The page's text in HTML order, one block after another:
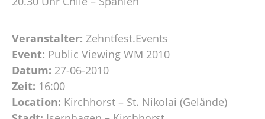
Veranstalter: Zehntfest.Events
Event: Public Viewing WM 2010
Datum: 27-06-2010
Zeit: 16:00
Location: Kirchhorst – St. Nikolai (Gelände)